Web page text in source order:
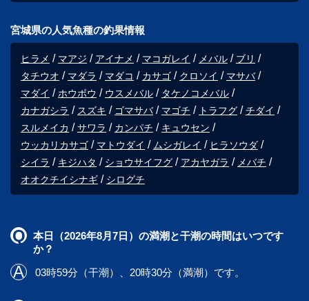
宮城県の人気魚種の釣果情報
ヒラメ マアジ アイナメ マコガレイ メバル
ブリ
タチウオ
マダラ マダコ カサゴ クロソイ
マサバ
マダイ
ホウボウ ウスメバル
タケノコメバル
カナガシラ
スズキ ゴマサバ マゴチ トラフグ
チダイ
スルメイカ
サワラ カンパチ
キュウセン
ウッカリカサゴ
マトウダイ ムシガレイ
ヒラソウダ
シイラ
キジハタ ショウサイフグ アカヤガラ
メバチ
オオクチイシナギ
シログチ
本日（2026年8月7日）の満潮と干潮の時間はいつです
か？
03時59分（干潮）、20時30分（満潮）です。